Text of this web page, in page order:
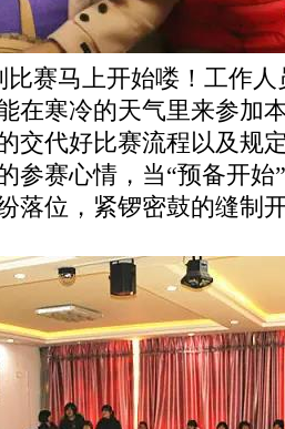
赛马上开始喽！工作
在寒冷的天气里来参加
交代好比赛流程以及规
参赛心情，当“预备开始
落位，紧锣密鼓的缝制